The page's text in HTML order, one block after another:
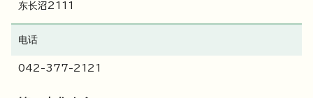
东长沼2111
电话
042-377-2121